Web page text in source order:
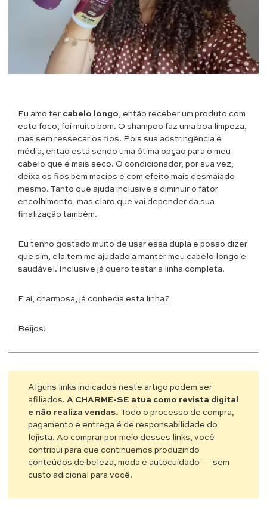
Eu amo ter cabelo longo, então receber um produto com
este foco, foi muito bom. O shampoo faz uma boa limpeza,
mas sem ressecar os fios. Pois sua adstringência é
média, então está sendo uma ótima opção para o meu
cabelo que é mais seco. O condicionador, por sua vez,
deixa os fios bem macios e com efeito mais desmaiado
mesmo. Tanto que ajuda inclusive a diminuir o fator
encolhimento, mas claro que vai depender da sua
finalização também.
Eu tenho gostado muito de usar essa dupla e posso dizer
que sim, ela tem me ajudado a manter meu cabelo longo e
saudável. Inclusive já quero testar a linha completa.
E aí, charmosa, já conhecia esta linha?
Beijos!
Alguns links indicados neste artigo podem ser
afiliados.A CHARME-SE atua como revista digital
e não realiza vendas. Todo o processo de compra,
pagamento e entrega é de responsabilidade do
lojista. Ao comprar por meio desses links, você
contribui para que continuemos produzindo
conteúdos de beleza, moda e autocuidado — sem
custo adicional para você.